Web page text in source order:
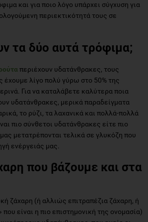
και για ποιο λόγο υπάρχει σύγχυση για
περιεκτικότητά τους σε
τα δύο αυτά τρόφιμα;
περιέχουν υδατάνθρακες, τους
έχουμε λίγο πολύ γύρω στο 50% της
Για να καταλάβετε καλύτερα ποια
υδατάνθρακες, μερικά παραδείγματα
το ρύζι, τα λαχανικά και πολλά-πολλά
πιο σύνθετοι υδατάνθρακες είτε πιο
μετατρέπονται τελικά σε γλυκόζη που
ενέργειάς μας.
που βάζουμε και στα
ζάχαρη (ή αλλιώς επιτραπέζια ζάχαρη, ή
είναι η πιο επιστημονική της ονομασία)